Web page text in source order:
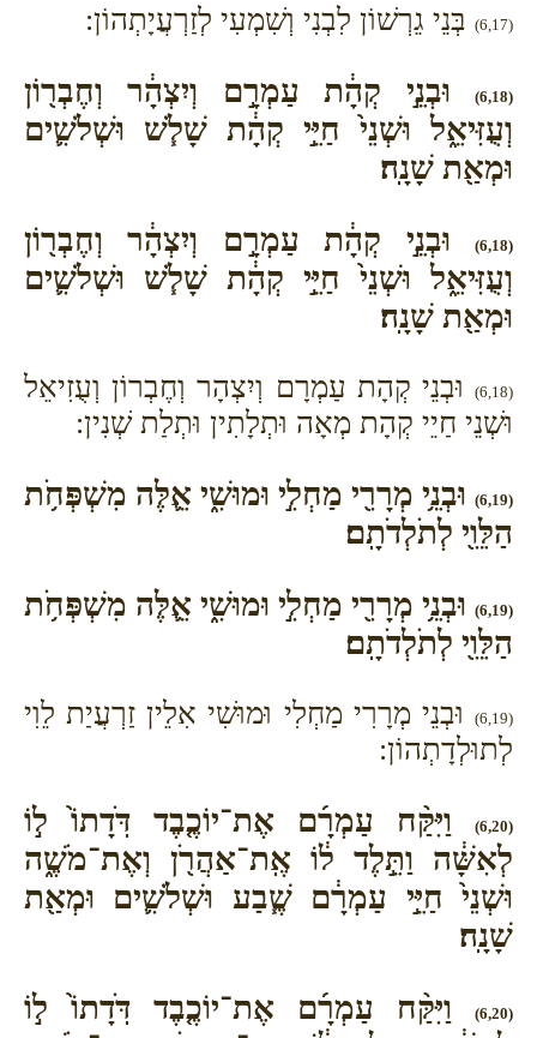
(6,17) בְּנֵי גֵרְשׁוֹן לִבְנִי וְשִׁמְעִי לְזַרְעֲיָתְהוֹן:
(6,18)
וּבְנֵ֣י קְהָ֔ת עַמְרָ֣ם וְיִצְהָ֔ר וְחֶבְר֖וֹן
וְעֻזִּיאֵ֑ל וּשְׁנֵי֙ חַיֵּ֣י קְהָ֔ת שָׁלֹ֧שׁ וּשְׁלֹשִׁ֛ים
וּמְאַ֖ת שָׁנָֽה׃
(6,18)
וּבְנֵ֣י קְהָ֔ת עַמְרָ֣ם וְיִצְהָ֔ר וְחֶבְר֖וֹן
וְעֻזִּיאֵ֑ל וּשְׁנֵי֙ חַיֵּ֣י קְהָ֔ת שָׁלֹ֧שׁ וּשְׁלֹשִׁ֛ים
וּמְאַ֖ת שָׁנָֽה׃
(6,18)
וּבְנֵי קְהָת עַמְרָם וְיִצְהָר וְחֶבְרוֹן וְעֻזִיאֵל
וּשְׁנֵי חַיֵי קְהָת מְאָה וּתְלָתִין וּתְלַת שְׁנִין:
(6,19)
וּבְנֵ֥י מְרָרִ֖י מַחְלִ֣י וּמוּשִׁ֑י אֵ֛לֶּה מִשְׁפְּחֹ֥ת
הַלֵּוִ֖י לְתֹלְדֹתָֽם׃
(6,19)
וּבְנֵ֥י מְרָרִ֖י מַחְלִ֣י וּמוּשִׁ֑י אֵ֛לֶּה מִשְׁפְּחֹ֥ת
הַלֵּוִ֖י לְתֹלְדֹתָֽם׃
(6,19)
וּבְנֵי מְרָרִי מַחְלִי וּמוּשִׁי אִלֵין זַרְעֲיַת לֵוִי
לְתוּלְדָתְהוֹן:
(6,20)
וַיִּקַּ֨ח עַמְרָ֜ם אֶת־יוֹכֶ֤בֶד דֹּֽדָתוֹ֙ ל֣וֹ
לְאִשָּׁ֔ה וַתֵּ֣לֶד ל֔וֹ אֶֽת־אַהֲרֹ֖ן וְאֶת־מֹשֶׁ֑ה
וּשְׁנֵי֙ חַיֵּ֣י עַמְרָ֔ם שֶׁ֧בַע וּשְׁלֹשִׁ֛ים וּמְאַ֖ת
שָׁנָֽה׃
(6,20)
וַיִּקַּ֨ח עַמְרָ֜ם אֶת־יוֹכֶ֤בֶד דֹּֽדָתוֹ֙ ל֣וֹ